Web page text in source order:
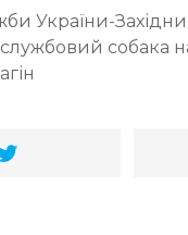
України-
службовий собака